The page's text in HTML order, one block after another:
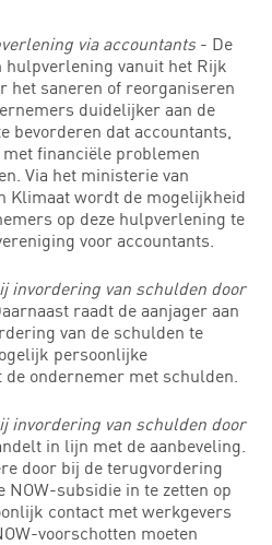
via accountants - De
hulpverlening vanuit het Rijk
het saneren of reorganiseren
duidelijker aan de
bevorderen dat accountants,
financiële problemen
Via het ministerie van
Klimaat wordt de mogelijkheid
op deze hulpverlening te
voor accountants.
invordering van schulden door
raadt de aanjager aan
van de schulden te
persoonlijke
ondernemer met schulden.
invordering van schulden door
in lijn met de aanbeveling.
door bij de terugvordering
NOW-subsidie in te zetten op
contact met werkgevers
voorschotten moeten